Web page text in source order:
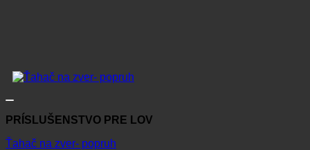
PRÍSLUŠENSTVO PRE LOV
Ťahač na zver- popruh